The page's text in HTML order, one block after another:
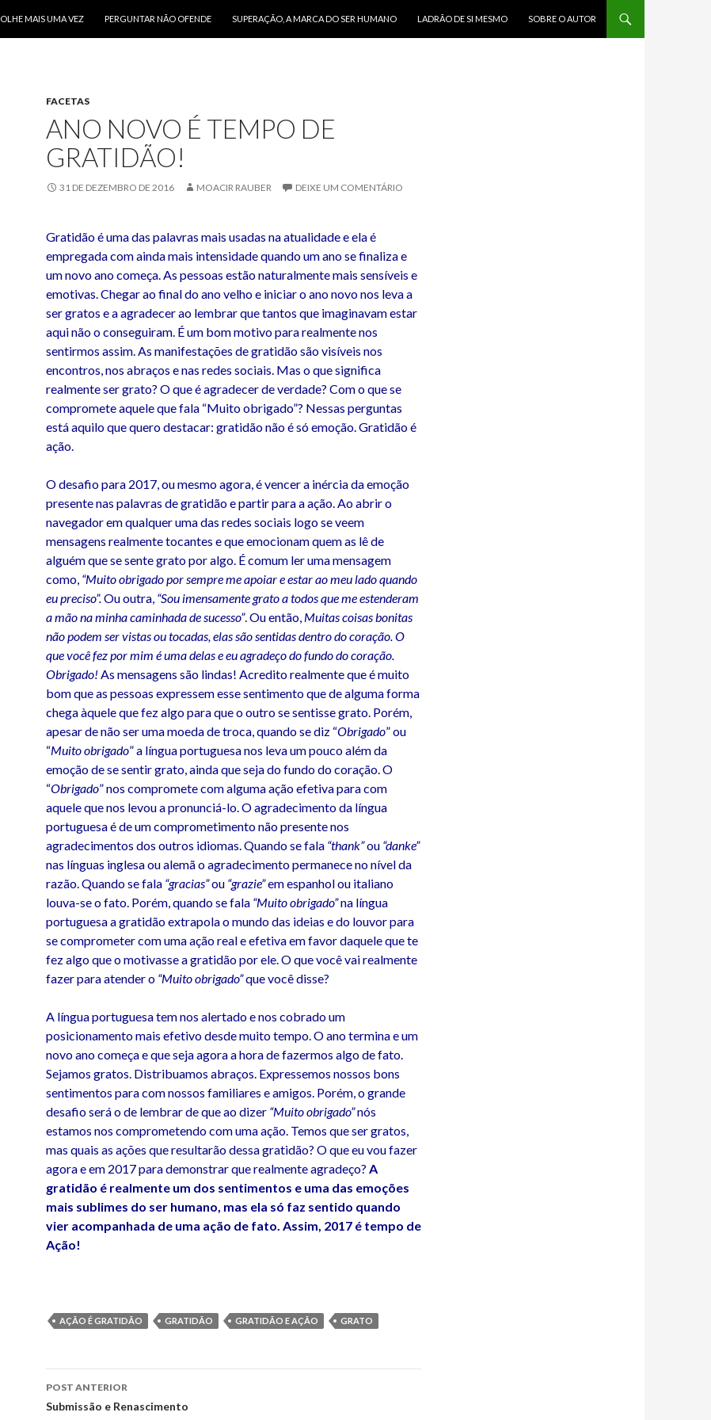
OLHE MAIS UMA VEZ PERGUNTAR NÃO OFENDE SUPERAÇÃO, A MARCA DO SER HUMANO LADRÃO DE SI MESMO SOBRE O AUTOR
FACETAS
ANO NOVO É TEMPO DE
GRATIDÃO!
31 DE DEZEMBRO DE 2016 MOACIR RAUBER DEIXE UM COMENTÁRIO
Gratidão é uma das palavras mais usadas na atualidade e ela é
empregada com ainda mais intensidade quando um ano se finaliza e
um novo ano começa. As pessoas estão naturalmente mais sensíveis e
emotivas. Chegar ao final do ano velho e iniciar o ano novo nos leva a
ser gratos e a agradecer ao lembrar que tantos que imaginavam estar
aqui não o conseguiram. É um bom motivo para realmente nos
sentirmos assim. As manifestações de gratidão são visíveis nos
encontros, nos abraços e nas redes sociais. Mas o que significa
realmente ser grato? O que é agradecer de verdade? Com o que se
compromete aquele que fala “Muito obrigado”? Nessas perguntas
está aquilo que quero destacar: gratidão não é só emoção. Gratidão é
ação.
O desafio para 2017, ou mesmo agora, é vencer a inércia da emoção
presente nas palavras de gratidão e partir para a ação. Ao abrir o
navegador em qualquer uma das redes sociais logo se veem
mensagens realmente tocantes e que emocionam quem as lê de
alguém que se sente grato por algo. É comum ler uma mensagem
como, “Muito obrigado por sempre me apoiar e estar ao meu lado quando
eu preciso”.Ou outra, “Sou imensamente grato a todos que me estenderam
a mão na minha caminhada de sucesso”. Ou então, Muitas coisas bonitas
não podem ser vistas ou tocadas, elas são sentidas dentro do coração. O
que você fez por mim é uma delas e eu agradeço do fundo do coração.
Obrigado! As mensagens são lindas! Acredito realmente que é muito
bom que as pessoas expressem esse sentimento que de alguma forma
chega àquele que fez algo para que o outro se sentisse grato. Porém,
apesar de não ser uma moeda de troca, quando se diz “Obrigado” ou
“Muitoobrigado” a língua portuguesa nos leva um pouco além da
emoção de se sentir grato, ainda que seja do fundo do coração. O
“Obrigado” nos compromete com alguma ação efetiva para com
aquele que nos levou a pronunciá-lo. O agradecimento da língua
portuguesa é de um comprometimento não presente nos
agradecimentos dos outros idiomas. Quando se fala “thank”ou “danke”
nas línguas inglesa ou alemã o agradecimento permanece no nível da
razão. Quando se fala “gracias”ou “grazie”em espanhol ou italiano
louva-se o fato. Porém, quando se fala “Muito obrigado”na língua
portuguesa a gratidão extrapola o mundo das ideias e do louvor para
se comprometer com uma ação real e efetiva em favor daquele que te
fez algo que o motivasse a gratidão por ele. O que você vai realmente
fazer para atender o “Muito obrigado”que você disse?
A língua portuguesa tem nos alertado e nos cobrado um
posicionamento mais efetivo desde muito tempo. O ano termina e um
novo ano começa e que seja agora a hora de fazermos algo de fato.
Sejamos gratos. Distribuamos abraços. Expressemos nossos bons
sentimentos para com nossos familiares e amigos. Porém, o grande
desafio será o de lembrar de que ao dizer “Muito obrigado”nós
estamos nos comprometendo com uma ação. Temos que ser gratos,
mas quais as ações que resultarão dessa gratidão? O que eu vou fazer
agora e em 2017 para demonstrar que realmente agradeço? A
gratidão é realmente um dos sentimentos e uma das emoções
mais sublimes do ser humano, mas ela só faz sentido quando
vier acompanhada de uma ação de fato. Assim, 2017 é tempo de
Ação!
AÇÃO É GRATIDÃO GRATIDÃO GRATIDÃO E AÇÃO GRATO
Navegação
de
POST ANTERIOR
Submissão e Renascimento